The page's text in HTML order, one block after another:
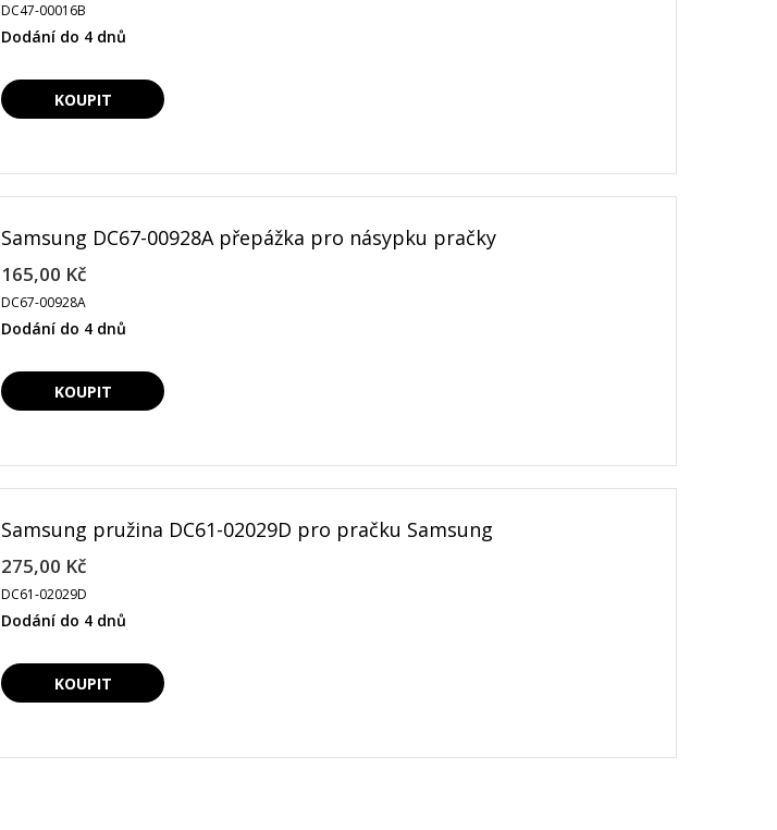
DC47-00016B
Dodání do 4 dnů
Samsung DC67-00928A přepážka pro násypku pračky
165,00 Kč
DC67-00928A
Dodání do 4 dnů
Samsung pružina DC61-02029D pro pračku Samsung
275,00 Kč
DC61-02029D
Dodání do 4 dnů